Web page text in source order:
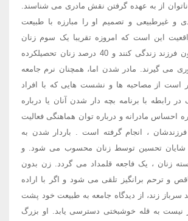
از به عهده گرفتن نقش مادری می شناسند.
و غیرطبیعی و تصمیم او را مبارزه با طبیعت
این است که امروزه تقریبا یک سوم زنان
جوان مایلند که بدون فرزند زندگی کنند و 40 درصد زنان تحصیلکرده
می گیرند. مادر شدن اما، همچنان نرم جامعه
است از مصاحبه ها و نشست هایی که با افراد
رابطه با برنامه بچه دار شدن آنان یا درباره
احساس مادرانه و درباره توان هماهنگی فعالیت
فرزندشان ، انجام گرفته است . باردار شدن به
شایان تحسین توسط زنان محسوب می شود. و
زنان ، یک فاجعه قلمداد می گردد. زن بدون
و ترحم برانگیز تلقی می شود و اگر با اراده
سرباز زند، از دیدگاه جامعه به طبیعت خود پشت
نیست به قله خوشبختی دسترسی یابد. او بزرگ